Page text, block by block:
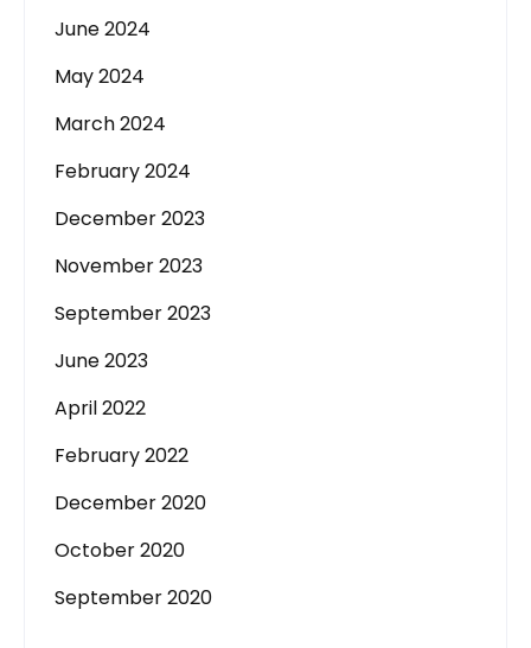
June 2024
May 2024
March 2024
February 2024
December 2023
November 2023
September 2023
June 2023
April 2022
February 2022
December 2020
October 2020
September 2020